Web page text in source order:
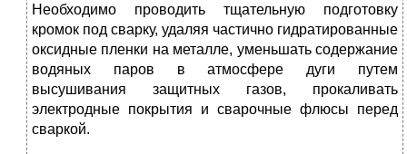
Необходимо проводить тщательную подготовку
кромок под сварку, удаляя частично гидратированные
оксидные пленки на металле, уменьшать содержание
водяных паров в атмосфере дуги путем
высушивания защитных газов, прокаливать
электродные покрытия и сварочные флюсы перед
сваркой.